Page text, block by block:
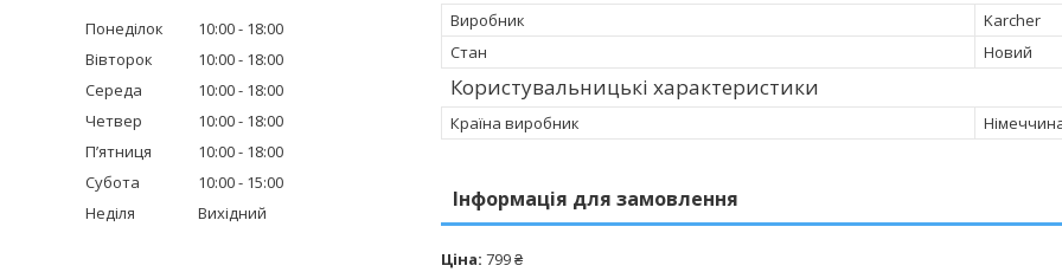
Виробник
Karcher
Стан
Новий
Користувальницькі характеристики
Країна виробник
Інформація для замовлення
Ціна: 799 ₴
Понеділок 10:00
18:00
Вівторок
10:00
18:00
Середа
10:00
18:00
Четвер
10:00
18:00
Пʼятниця
10:00
18:00
Субота
10:00
15:00
Неділя
Вихідний